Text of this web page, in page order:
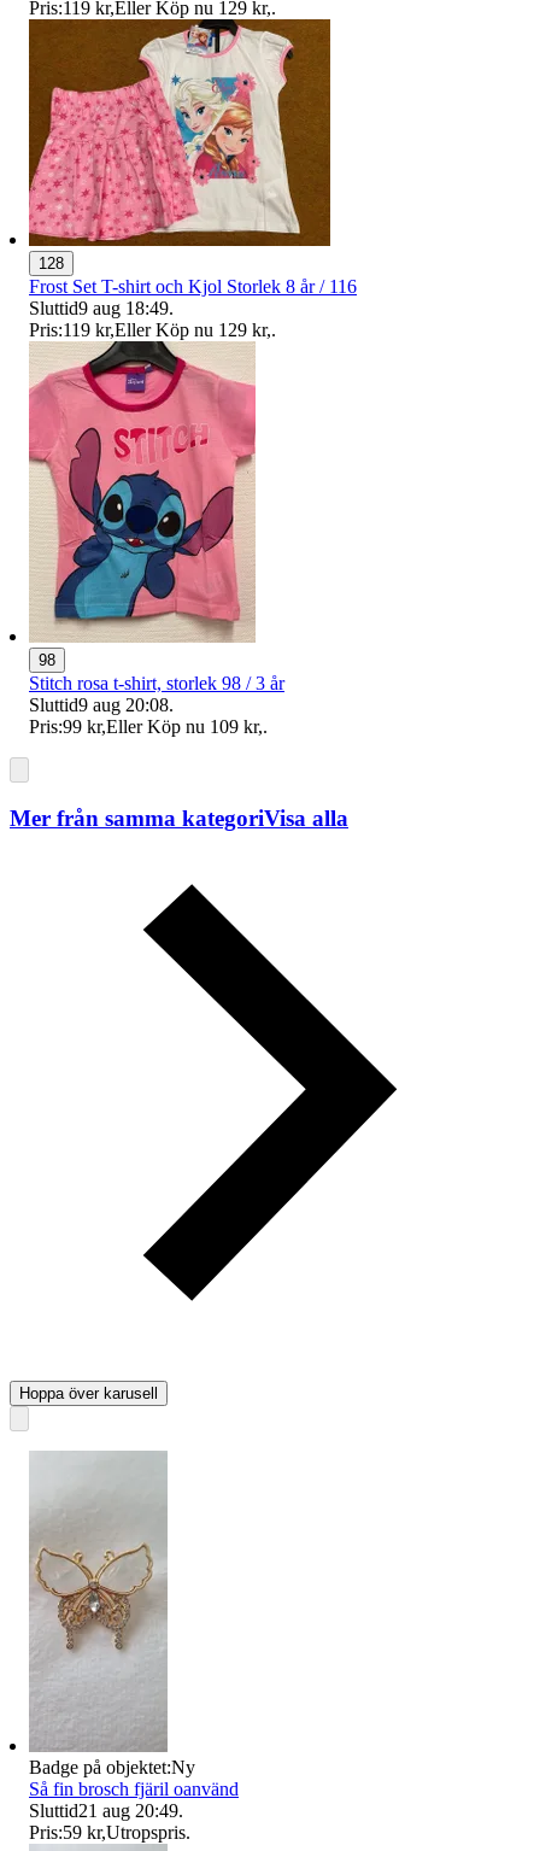
Pris:119 kr,Eller Köp nu 129 kr,.
128
Frost Set T-shirt och Kjol Storlek 8 år / 116
Sluttid9 aug 18:49.
Pris:119 kr,Eller Köp nu 129 kr,.
98
Stitch rosa t-shirt, storlek 98 / 3 år
Sluttid9 aug 20:08.
Pris:99 kr,Eller Köp nu 109 kr,.
Mer från samma kategoriVisa alla
Hoppa över karusell
Badge på objektet:Ny
Så fin brosch fjäril oanvänd
Sluttid21 aug 20:49.
Pris:59 kr,Utropspris.